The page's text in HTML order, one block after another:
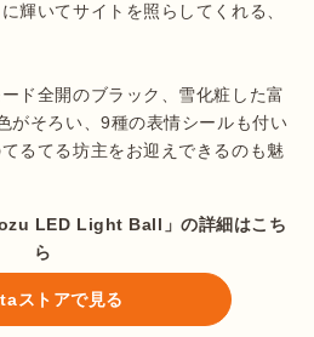
輝いてサイトを照らしてくれる、
ド全開のブラック、雪化粧した富
がそろい、9種の表情シールも付い
るてる坊主をお迎えできるのも魅
LED Light Ball」の詳細はこち
ら
ストアで見る